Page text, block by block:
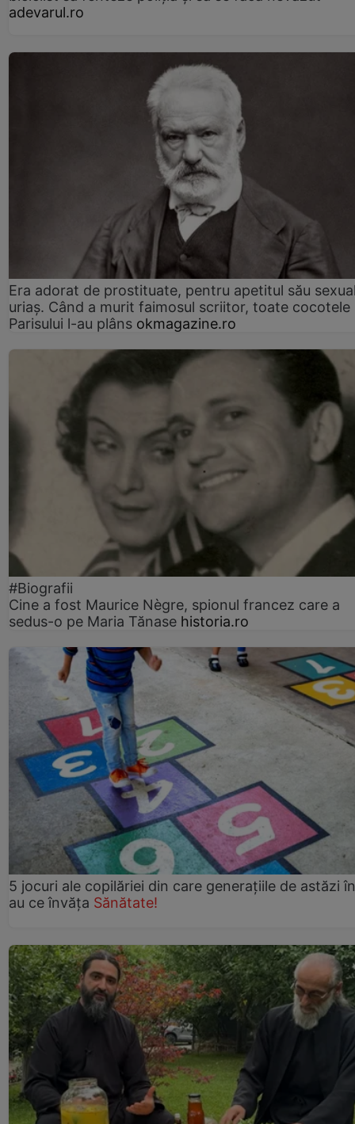
adevarul.ro
Era adorat de prostituate, pentru apetitul său
uriaș. Când a murit faimosul scriitor, toate cocotele
Parisului l-au plâns okmagazine.ro
#Biografii
Cine a fost Maurice Nègre, spionul francez care a
sedus-o pe Maria Tănase historia.ro
5 jocuri ale copilăriei din care generațiile de astăzi
au ce învăța Sănătate!